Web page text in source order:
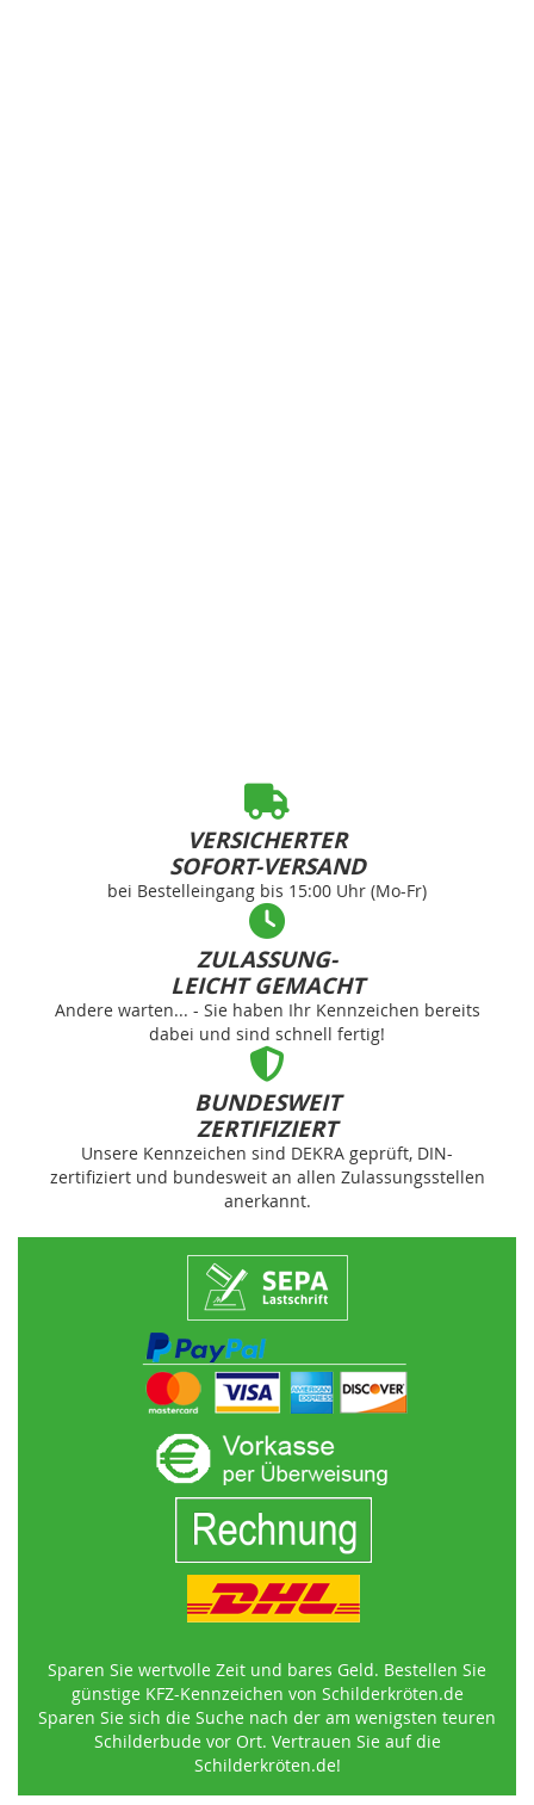
VERSICHERTER
SOFORT-VERSAND
bei Bestelleingang bis 15:00 Uhr (Mo-Fr)
ZULASSUNG-
LEICHT GEMACHT
Andere warten... - Sie haben Ihr Kennzeichen bereits
dabei und sind schnell fertig!
BUNDESWEIT
ZERTIFIZIERT
Unsere Kennzeichen sind DEKRA geprüft, DIN-
zertifiziert und bundesweit an allen Zulassungsstellen
anerkannt.
Sparen Sie wertvolle Zeit und bares Geld. Bestellen Sie
günstige KFZ-Kennzeichen von Schilderkröten.de
Sparen Sie sich die Suche nach der am wenigsten teuren
Schilderbude vor Ort. Vertrauen Sie auf die
Schilderkröten.de!